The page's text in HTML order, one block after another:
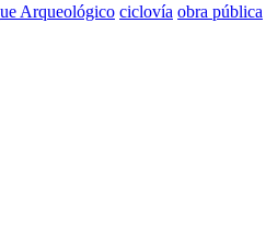
Arqueológico ciclovía obra pública